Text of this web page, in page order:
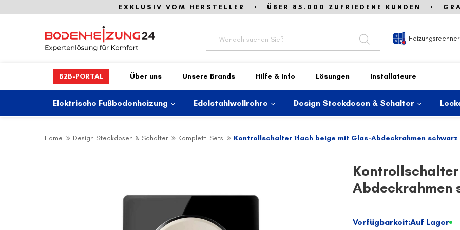
EXKLUSIV VOM HERSTELLER • ÜBER 85.000 ZUFRIEDENE KUNDEN •
Heizungsrechner
B2B-PORTAL Über uns Unsere Brands Hilfe & Info Lösungen Installateure
Elektrische Fußbodenheizung Edelstahlwellrohre Design Steckdosen & Schalter
Home Design Steckdosen & Schalter Komplett-Sets Kontrollschalter 1fach beige mit Glas-Abdeckrahmen schwarz
Abdeckrahmen
Verfügbarkeit:Auf Lager